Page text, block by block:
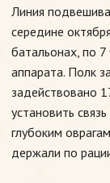
Линия
середине
батальонах, по
аппарата. Полк
задействовано
установить
глубоким
держали по